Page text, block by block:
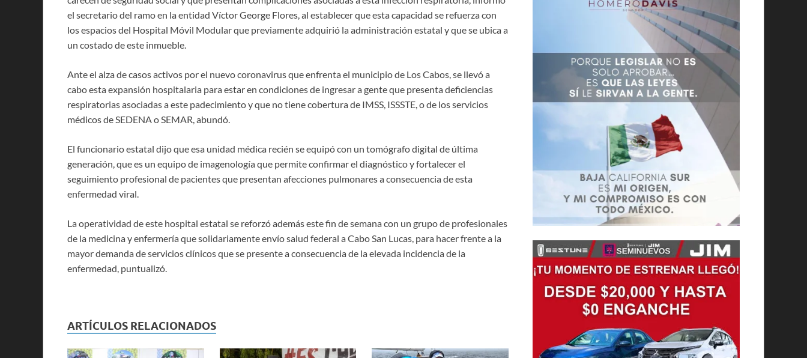
el secretario del ramo en la entidad Víctor George Flores, al establecer que esta capacidad se refuerza con
los espacios del Hospital Móvil Modular que previamente adquirió la administración estatal y que se ubica a
un costado de este inmueble.
Ante el alza de casos activos por el nuevo coronavirus que enfrenta el municipio de Los Cabos, se llevó a
cabo esta expansión hospitalaria para estar en condiciones de ingresar a gente que presenta deficiencias
respiratorias asociadas a este padecimiento y que no tiene cobertura de IMSS, ISSSTE, o de los servicios
médicos de SEDENA o SEMAR, abundó.
El funcionario estatal dijo que esa unidad médica recién se equipó con un tomógrafo digital de última
generación, que es un equipo de imagenología que permite confirmar el diagnóstico y fortalecer el
seguimiento profesional de pacientes que presentan afecciones pulmonares a consecuencia de esta
enfermedad viral.
La operatividad de este hospital estatal se reforzó además este fin de semana con un grupo de profesionales
de la medicina y enfermería que solidariamente envío salud federal a Cabo San Lucas, para hacer frente a la
mayor demanda de servicios clínicos que se presente a consecuencia de la elevada incidencia de la
enfermedad, puntualizó.
ARTÍCULOS RELACIONADOS